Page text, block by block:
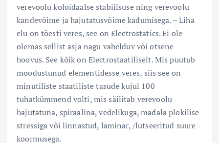
verevoolu koloidaalse stabiilsuse ning verevoolu
kandevõime ja hajutatusvõime kadumisega. – Liha
elu on tõesti veres, see on Electrostatics. Ei ole
olemas sellist asja nagu vahelduv või otsene
hoovus. See kõik on Electrostaatiliselt. Mis puutub
moodustunud elementidesse veres, siis see on
minutiliste staatiliste tasude kujul 100
tuhatkümmend volti, mis säilitab verevoolu
hajutatuna, spiraalina, vedelikuga, madala plokilise
stressiga või linnastud, laminar, /lutseeritud suure
koormusega.